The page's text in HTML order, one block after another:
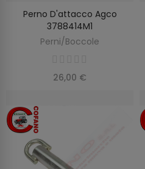
AGGIUNGI AL CARRELLO
Perno D'attacco Agco
3788414M1
Perni/Boccole
26,00 €